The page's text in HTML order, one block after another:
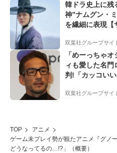
韓ドラ史上に残
神”ナムグン・
を繊細に表現【
双葉社グループサイ
「めーっちゃ
ィも愛した名
判!「カッコい
双葉社グループサイ
TOP
アニメ
ゲーム未プレイ勢が観たアニメ『グノ
どうなってるの…!?」（概要）